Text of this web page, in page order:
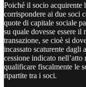
Poiché il socio acquirente
corrispondere ai due soci
quote di capitale sociale
su quale dovesse essere il
transazione, se cioè si
incassato scaturente
cessione indicato nell’atto
qualificare fiscalmente le
ripartite tra i soci.